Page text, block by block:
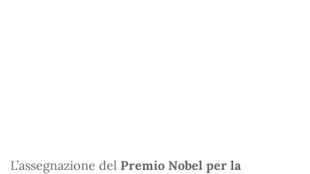
L’assegnazione del Premio Nobel per la